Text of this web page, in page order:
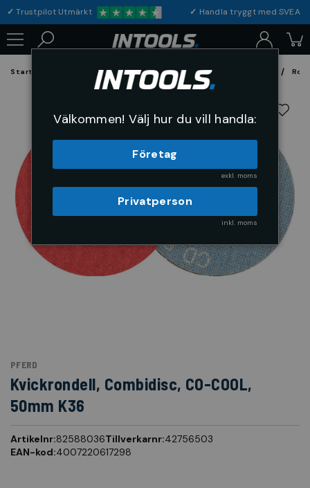
✓Trustpilot Utmärkt ✓ Handla tryggt med
Startsida Förbrukning & Maskintillbehör Fil, Slip och Borstar
PFERD
Kvickrondell, Combidisc, CO-COOL,
50mm K36
Artikelnr:82588036Tillverkarnr:42756503
EAN-kod:4007220617298
Välkommen! Välj hur du vill handla:
Företag
exkl. moms
Privatperson
inkl. moms